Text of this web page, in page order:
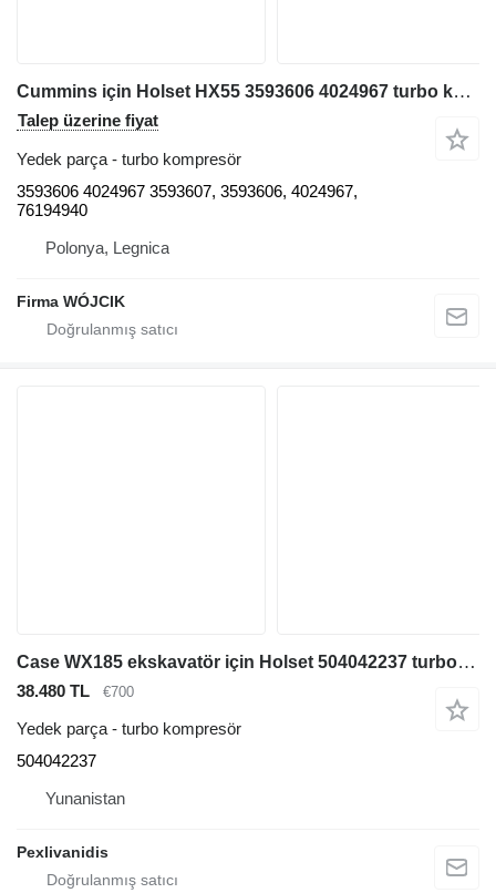
Cummins için Holset HX55 3593606 4024967 turbo kompresör
Talep üzerine fiyat
Yedek parça - turbo kompresör
3593606 4024967 3593607, 3593606, 4024967,
76194940
Polonya, Legnica
Firma WÓJCIK
Case WX185 ekskavatör için Holset 504042237 turbo kompresör
38.480 TL €700
Yedek parça - turbo kompresör
504042237
Yunanistan
Pexlivanidis